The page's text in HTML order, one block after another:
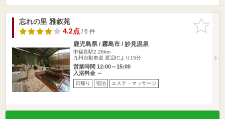
お気に入
りに追加
忘れの里 雅叙苑
4.2点/ 6 件
鹿児島県 / 霧島市 / 妙見温泉
中福良駅2.26km
九州自動車道 渡辺ICより15分
営業時間 12:00～15:00
入浴料金 ～
日帰り 宿泊 エステ・マッサージ